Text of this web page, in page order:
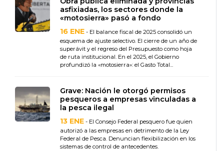
asfixiadas, los sectores donde la
«motosierra» pasó a fondo
16 ENE - El balance fiscal de 2025 consolidó un
esquema de ajuste selectivo. El cierre de un año de
superávit y el regreso del Presupuesto como hoja
de ruta institucional. En el 2025, el Gobierno
profundizó la «motosierra»: el Gasto Total...
Grave: Nación le otorgó permisos
pesqueros a empresas vinculadas a
la pesca ilegal
13 ENE - El Consejo Federal pesquero fue quien
autorizó a las empresas en detrimento de la Ley
Federal de Pesca. Denuncian flexibilización en los
sistemas de control de antecedentes.